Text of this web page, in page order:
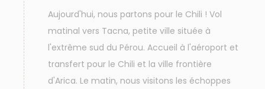
Aujourd'hui, nous partons pour le Chili ! Vol
matinal vers Tacna, petite ville située à
l'extrême sud du Pérou. Accueil à l'aéroport et
transfert pour le Chili et la ville frontière
d'Arica. Le matin, nous visitons les échoppes